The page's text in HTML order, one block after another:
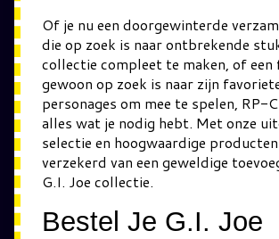
Of je nu een doorgewinterde
die op zoek is naar ontbrekende
collectie compleet te maken, of een
gewoon op zoek is naar zijn
personages om mee te spelen, RP-
alles wat je nodig hebt. Met onze
selectie en hoogwaardige
verzekerd van een geweldige
G.I. Joe collectie.
Bestel Je G.I. Joe